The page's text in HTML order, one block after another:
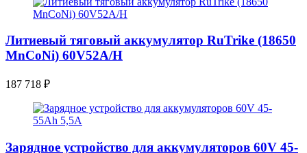
Литиевый тяговый аккумулятор RuTrike (18650
MnCoNi) 60V52A/H
187 718 ₽
Зарядное устройство для аккумуляторов 60V 45-